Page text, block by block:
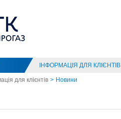
ІНФОРМАЦІЯ ДЛЯ КЛІЄНТІВ
для клієнтів Новини